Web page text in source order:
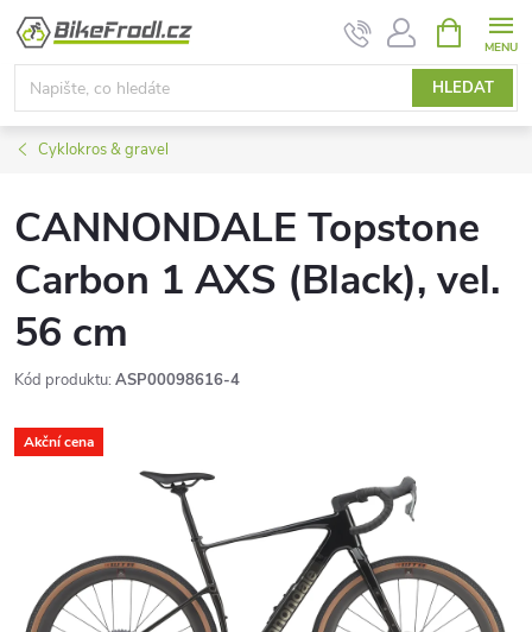
Přejít
obsah
HLEDAT
NÁKUPNÍ
KOŠÍK
Cyklokros & gravel
CANNONDALE Topstone
Carbon 1 AXS (Black), vel.
56 cm
Kód produktu: ASP00098616-4
Akční cena